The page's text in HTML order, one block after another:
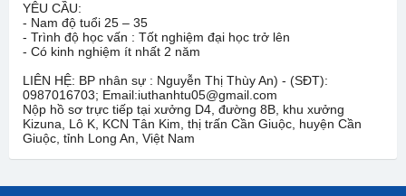
YÊU CẦU:
- Nam độ tuổi 25 – 35
- Trình độ học vấn : Tốt nghiệm đại học trở lên
- Có kinh nghiệm ít nhất 2 năm
LIÊN HỆ: BP nhân sự : Nguyễn Thị Thùy An) - (SĐT):
0987016703; Email:iuthanhtu05@gmail.com
Nộp hồ sơ trực tiếp tại xưởng D4, đường 8B, khu xưởng
Kizuna, Lô K, KCN Tân Kim, thị trấn Cần Giuộc, huyện Cần
Giuộc, tỉnh Long An, Việt Nam